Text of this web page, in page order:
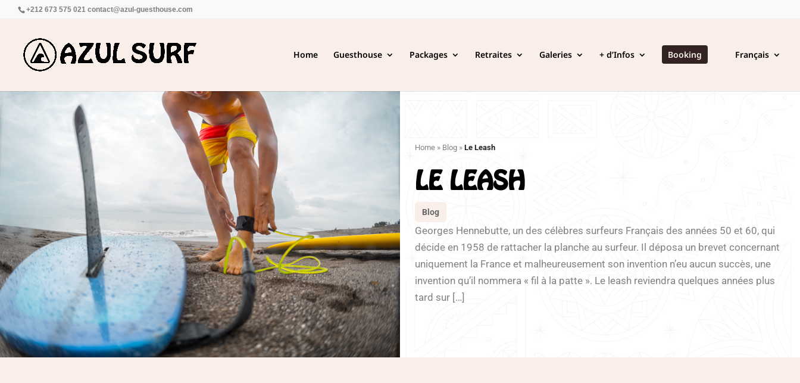
+212 673 575 021 contact@azul-guesthouse.com
Home Guesthouse Packages Retraites Galeries + d’Infos Booking Français
Home » Blog » Le Leash
LE LEASH
Blog
Georges Hennebutte, un des célèbres surfeurs Français des années 50 et 60, qui
décide en 1958 de rattacher la planche au surfeur. Il déposa un brevet concernant
uniquement la France et malheureusement son invention n’eu aucun succès, une
invention qu’il nommera « fil à la patte ». Le leash reviendra quelques années plus
tard sur […]